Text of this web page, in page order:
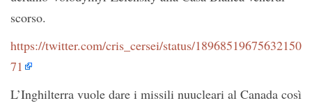
scorso.
https://twitter.com/cris_cersei/status/18968519675632150
71
L’Inghilterra vuole dare i missili nuucleari al Canada così